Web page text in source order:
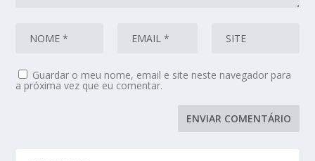
Guardar o meu nome, email e site neste navegador para
a próxima vez que eu comentar.